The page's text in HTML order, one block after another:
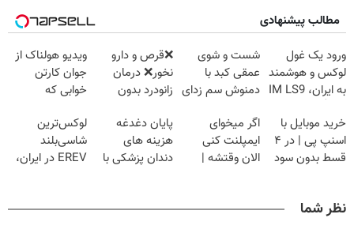
مطالب پیشنهادی
ورود یک غول
لوکس و هوشمند
به ایران، IM LS9
شست و شوی
عمقی کبد با
دمنوش سم زدای
❌قرص‌ و دارو
نخور❌ درمان
زانودرد بدون
ویدیو هولناک از
جوان کارتن
خوابی که
آموزش رایگان
خرید موبایل با
اسنپ پی | در ۴
قسط بدون سود
اگر میخوای
ایمپلنت کنی
الان وقتشه |
پایان دغدغه
هزینه های
دندان پزشکی با
لوکس‌ترین
شاسی‌بلند
EREV در ایران،
نظر شما